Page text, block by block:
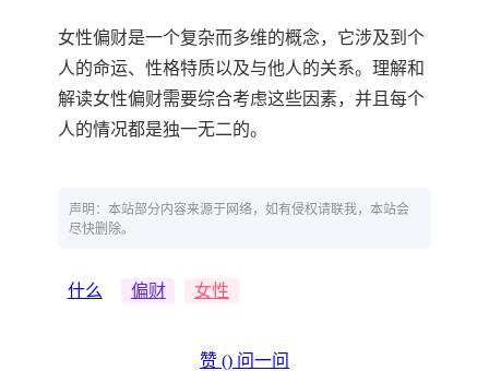
女性偏财是一个复杂而多维的概念，它涉及到个
人的命运、性格特质以及与他人的关系。理解和
解读女性偏财需要综合考虑这些因素，并且每个
人的情况都是独一无二的。
声明：本站部分内容来源于网络，如有侵权请联我，本站会
尽快删除。
什么 偏财 女性
赞 () 问一问